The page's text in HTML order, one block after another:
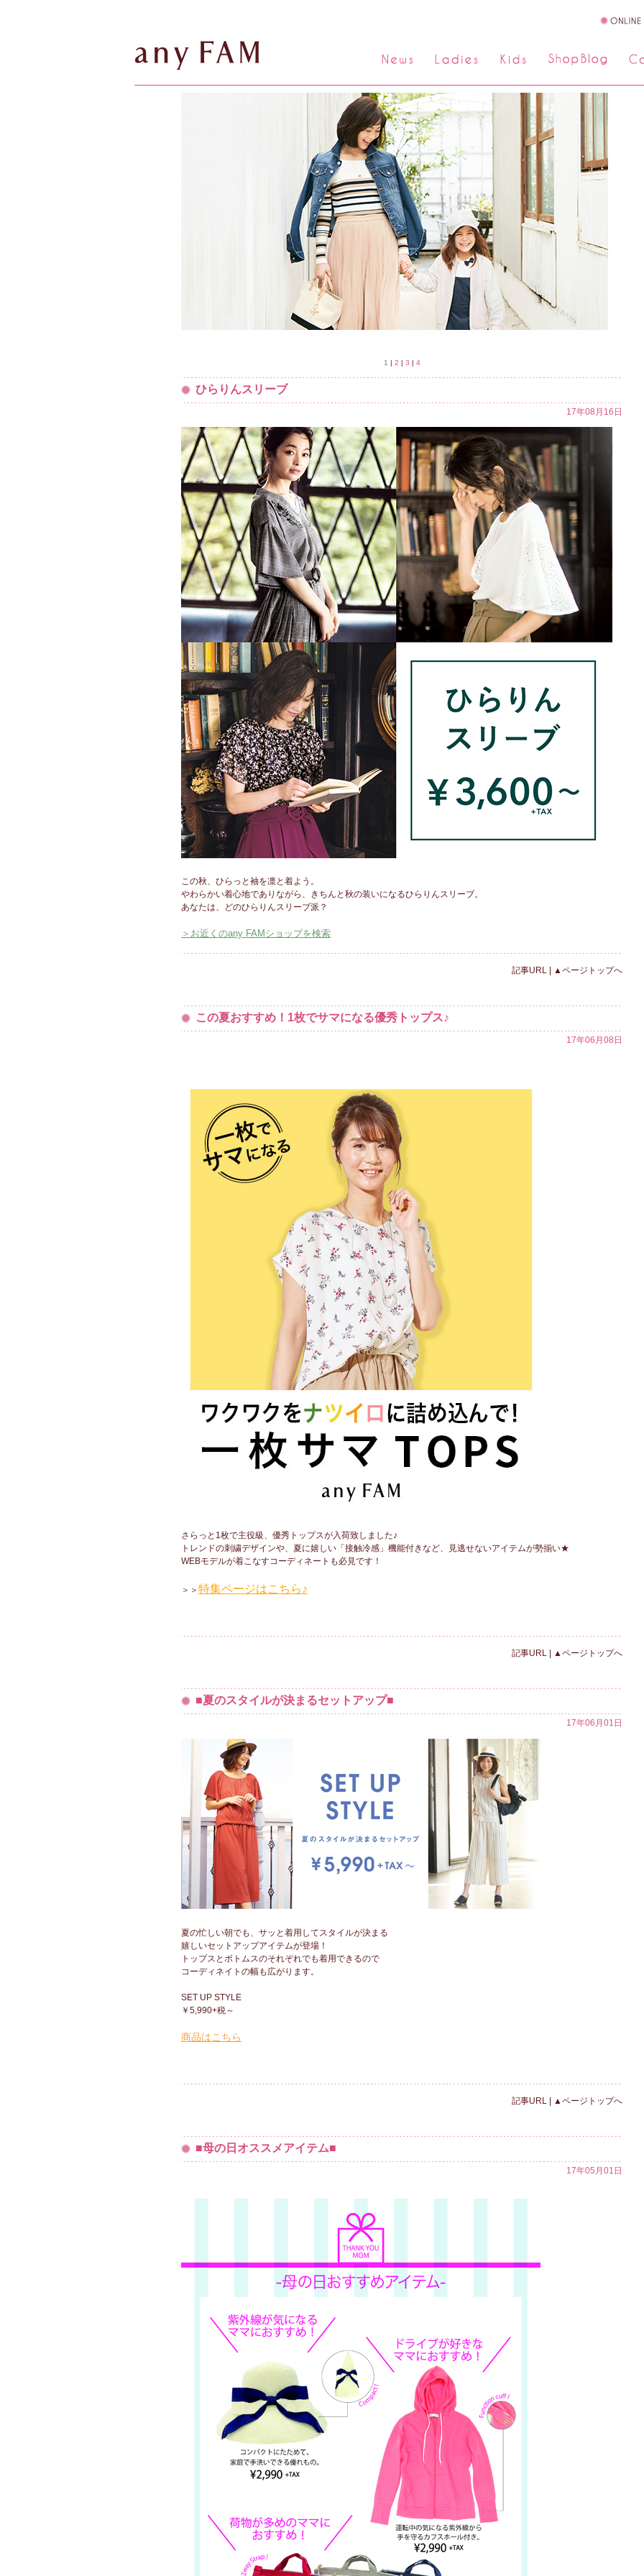
1 | 2 | 3 | 4
ひらりんスリーブ
17年08月16日
この秋、ひらっと袖を凛と着よう。
やわらかい着心地でありながら、きちんと秋の装いになるひらりんスリーブ。
あなたは、どのひらりんスリーブ派？
＞お近くのany FAMショップを検索
記事URL ▲ページトップへ
この夏おすすめ！1枚でサマになる優秀トップス♪
17年06月08日
さらっと1枚で主役級、優秀トップスが入荷致しました♪
トレンドの刺繍デザインや、夏に嬉しい「接触冷感」機能付きなど、見逃せないアイテムが勢揃い★
WEBモデルが着こなすコーディネートも必見です！
＞＞ 特集ページはこちら♪
記事URL ▲ページトップへ
■夏のスタイルが決まるセットアップ■
17年06月01日
夏の忙しい朝でも、サッと着用してスタイルが決まる
嬉しいセットアップアイテムが登場！
トップスとボトムスのそれぞれでも着用できるので
コーディネイトの幅も広がります。
SET UP STYLE
￥5,990+税～
商品はこちら
記事URL ▲ページトップへ
■母の日オススメアイテム■
17年05月01日